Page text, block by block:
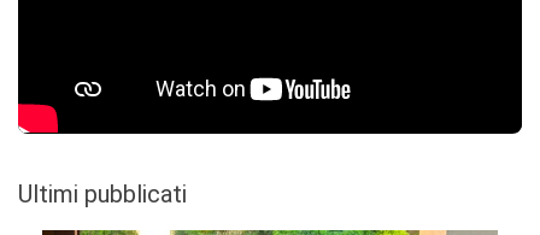
Ultimi pubblicati